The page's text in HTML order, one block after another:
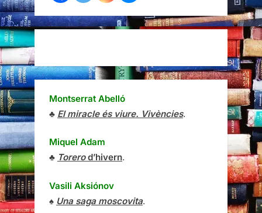
Montserrat Abelló
♣ El miracle és viure. Vivències.
Miquel Adam
♣ Torerod’hivern.
Vasili Aksiónov
♠ Una saga moscovita.